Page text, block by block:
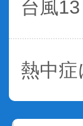
台風
熱中